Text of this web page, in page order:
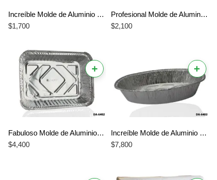
Increíble Molde de Aluminio Mio 061 – Molde Grande para Banquetes Profesionales
$1,700
Profesional Molde de Aluminio Mio 071 – Molde de Alta Capacidad Garantizado
$2,100
+
Fabuloso Molde de Aluminio Mio 081 | Molde Familiar XL Resistente
$4,400
+
Increíble Molde de Aluminio Mio 091 – La Mejor Herramienta Profesional para un Horneado Uniforme
$7,800